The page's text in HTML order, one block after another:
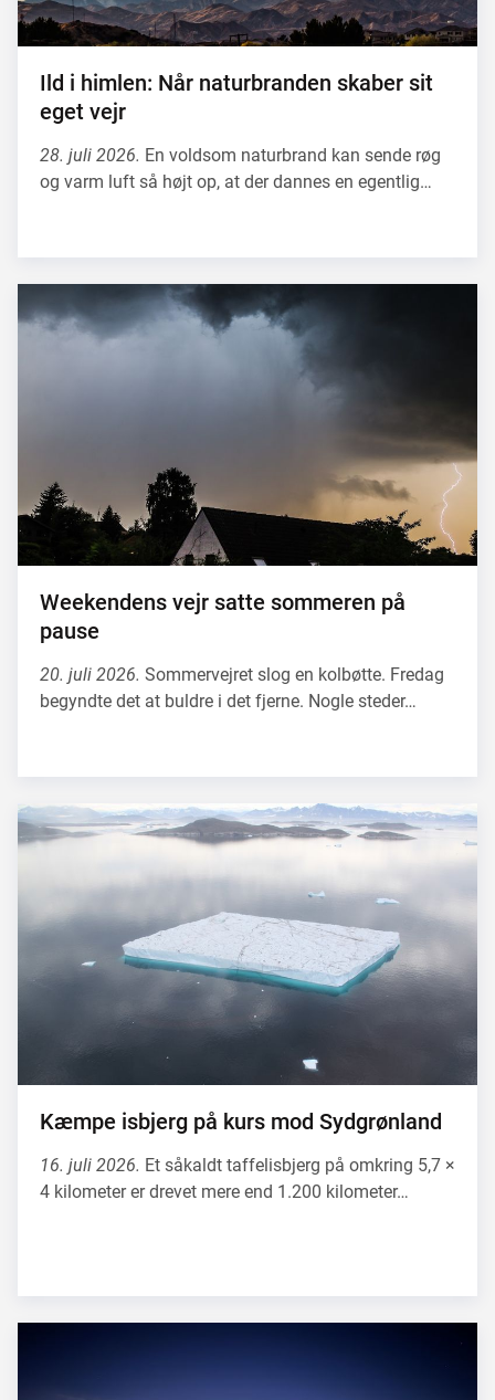
Ild i himlen: Når naturbranden skaber sit
eget vejr
28. juli 2026. En voldsom naturbrand kan sende røg
og varm luft så højt op, at der dannes en egentlig…
Weekendens vejr satte sommeren på
pause
20. juli 2026. Sommervejret slog en kolbøtte. Fredag
begyndte det at buldre i det fjerne. Nogle steder…
Kæmpe isbjerg på kurs mod Sydgrønland
16. juli 2026. Et såkaldt taffelisbjerg på omkring 5,7 ×
4 kilometer er drevet mere end 1.200 kilometer…